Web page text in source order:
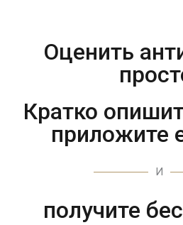
Оценить
Кратко
приложите
И
получите